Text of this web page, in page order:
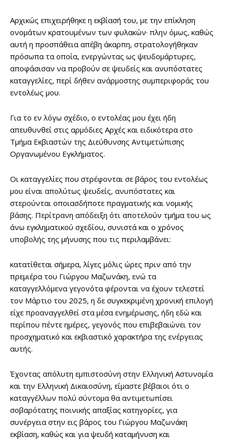
Αρχικώς επιχειρήθηκε η εκβίασή του, με την επίκληση
ονομάτων κρατουμένων των φυλακών· πλην όμως, καθώς
αυτή η προσπάθεια απέβη άκαρπη, στρατολογήθηκαν
πρόσωπα τα οποία, ενεργώντας ως ψευδομάρτυρες,
αποφάσισαν να προβούν σε ψευδείς και ανυπόστατες
καταγγελίες, περί δήθεν ανάρμοστης συμπεριφοράς του
εντολέως μου.
Για το εν λόγω σχέδιο, ο εντολέας μου έχει ήδη
απευθυνθεί στις αρμόδιες Αρχές και ειδικότερα στο
Τμήμα Εκβιαστών της Διεύθυνσης Αντιμετώπισης
Οργανωμένου Εγκλήματος.
Οι καταγγελίες που στρέφονται σε βάρος του εντολέως
μου είναι απολύτως ψευδείς, ανυπόστατες και
στερούνται οποιασδήποτε πραγματικής και νομικής
βάσης. Περίτρανη απόδειξη ότι αποτελούν τμήμα του ως
άνω εγκληματικού σχεδίου, συνιστά και ο χρόνος
υποβολής της μήνυσης που τις περιλαμβάνει:
κατατίθεται σήμερα, λίγες μόλις ώρες πριν από την
πρεμιέρα του Γιώργου Μαζωνάκη, ενώ τα
καταγγελλόμενα γεγονότα φέρονται να έχουν τελεστεί
τον Μάρτιο του 2025, η δε συγκεκριμένη χρονική επιλογή
είχε προαναγγελθεί στα μέσα ενημέρωσης, ήδη εδώ και
περίπου πέντε ημέρες, γεγονός που επιβεβαιώνει τον
προσχηματικό και εκβιαστικό χαρακτήρα της ενέργειας
αυτής.
Έχοντας απόλυτη εμπιστοσύνη στην Ελληνική Αστυνομία
και την Ελληνική Δικαιοσύνη, είμαστε βέβαιοι ότι ο
καταγγέλλων πολύ σύντομα θα αντιμετωπίσει
σοβαρότατης ποινικής απαξίας κατηγορίες, για
συνέργεια στην εις βάρος του Γιώργου Μαζωνάκη
εκβίαση, καθώς και για ψευδή καταμήνυση και